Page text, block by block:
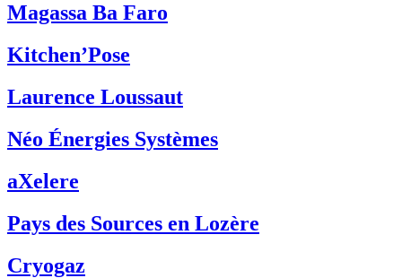
Magassa Ba Faro
Kitchen’Pose
Laurence Loussaut
Néo Énergies Systèmes
aXelere
Pays des Sources en Lozère
Cryogaz